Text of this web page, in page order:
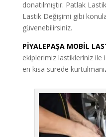
donatılmıştır. Patlak
Lastik Değişimi gibi
güvenebilirsiniz.
PİYALEPAŞA MOBİL
ekiplerimiz lastikleriniz ile
en kısa sürede